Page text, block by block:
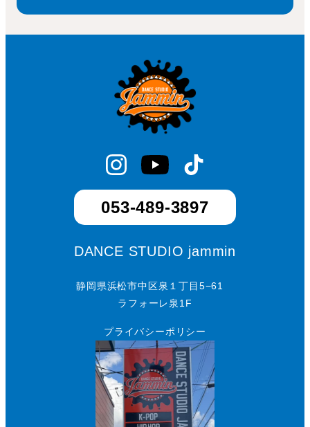
053-489-3897
DANCE STUDIO jammin
静岡県浜松市中区泉１丁目5−61
ラフォーレ泉1F
プライバシーポリシー